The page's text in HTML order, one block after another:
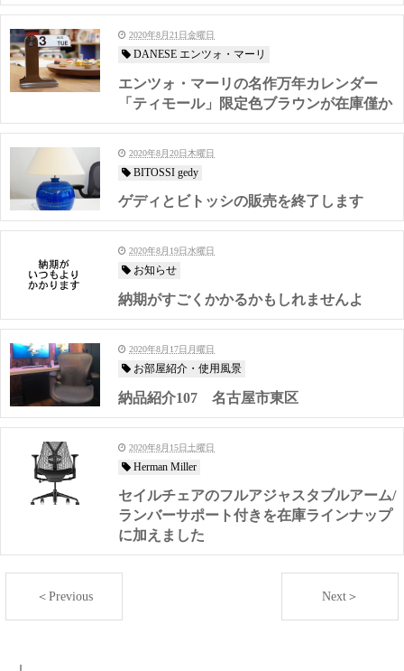
2020年8月21日金曜日
DANESE エンツォ・マーリ
エンツォ・マーリの名作万年カレンダー
「ティモール」限定色ブラウンが在庫僅か
2020年8月20日木曜日
BITOSSI gedy
ゲディとビトッシの販売を終了します
2020年8月19日水曜日
お知らせ
納期がすごくかかるかもしれませんよ
2020年8月17日月曜日
お部屋紹介・使用風景
納品紹介107 名古屋市東区
2020年8月15日土曜日
Herman Miller
セイルチェアのフルアジャスタブルアーム/
ランバーサポート付きを在庫ラインナップ
に加えました
＜Previous Next＞